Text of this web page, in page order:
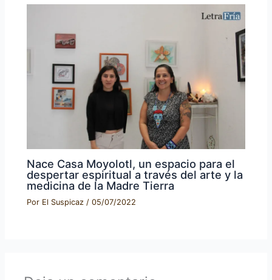
Nace Casa Moyolotl, un espacio para el
despertar espiritual a través del arte y la
medicina de la Madre Tierra
Por El Suspicaz /05/07/2022